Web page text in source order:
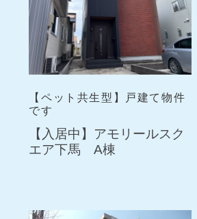
【ペット共生型】戸建て物件
です
【入居中】アモリールスク
エア下馬 A棟